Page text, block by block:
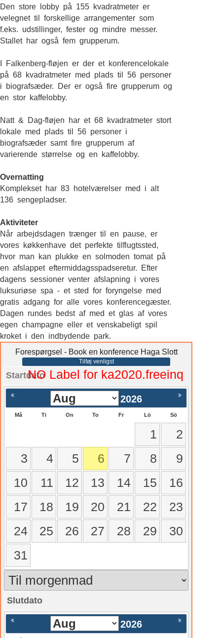
Den store lobby på 155 kvadratmeter er
velegnet til forskellige arrangementer som
f.eks. udstillinger, fester og mindre messer.
Stallet har også fem grupperum.
I Falkenberg-fløjen er der et konferencelokale
på 68 kvadratmeter med plads til 56 personer
i biografsæder. Der er også fire grupperum og
en stor kaffelobby.
Natt & Dag-fløjen har et 68 kvadratmeter stort
lokale med plads til 56 personer i
biografsæder samt fire grupperum af
varierende størrelse og en kaffelobby.
Overnatting
Komplekset har 83 hotelværelser med i alt
136 sengepladser.
Aktiviteter
Når arbejdsdagen trænger til en pause, er
vores køkkenhave det perfekte tilflugtssted,
hvor man kan plukke en solmoden tomat på
en afslappet eftermiddagsspadseretur. Efter
dagens sessioner venter afslapning i vores
luksuriøse spa - et sted for foryngelse med
gratis adgang for alle vores konferencegæster.
Dagen rundes bedst af med et glas af vores
egen champagne eller et venskabeligt spil
kroket i den indbydende park.
Forespørgsel - Book en konference Haga Slott
Tilføj venligst
StartdatoNO Label for ka2020.freeinq
2026
Må Ti On To Fr Lö Sö
1
2
3
4 5 6 7 8
9
10
11 12 13 14 15
16
17
18 19 20 21 22
23
24
25 26 27 28 29
30
31
Slutdato
Nästa >
2026